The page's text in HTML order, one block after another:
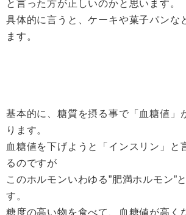
と言った方が正しいのかと思います。
具体的に言うと、ケーキや菓子パンな
ます。
基本的に、糖質を摂る事で「血糖値」
ります。
血糖値を下げようと「インスリン」と
るのですが
このホルモンいわゆる”肥満ホルモン”
す。
糖度の高い物を食べて、血糖値が高く